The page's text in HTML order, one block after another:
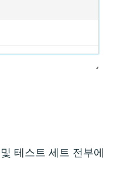
테스트 세트 전부에